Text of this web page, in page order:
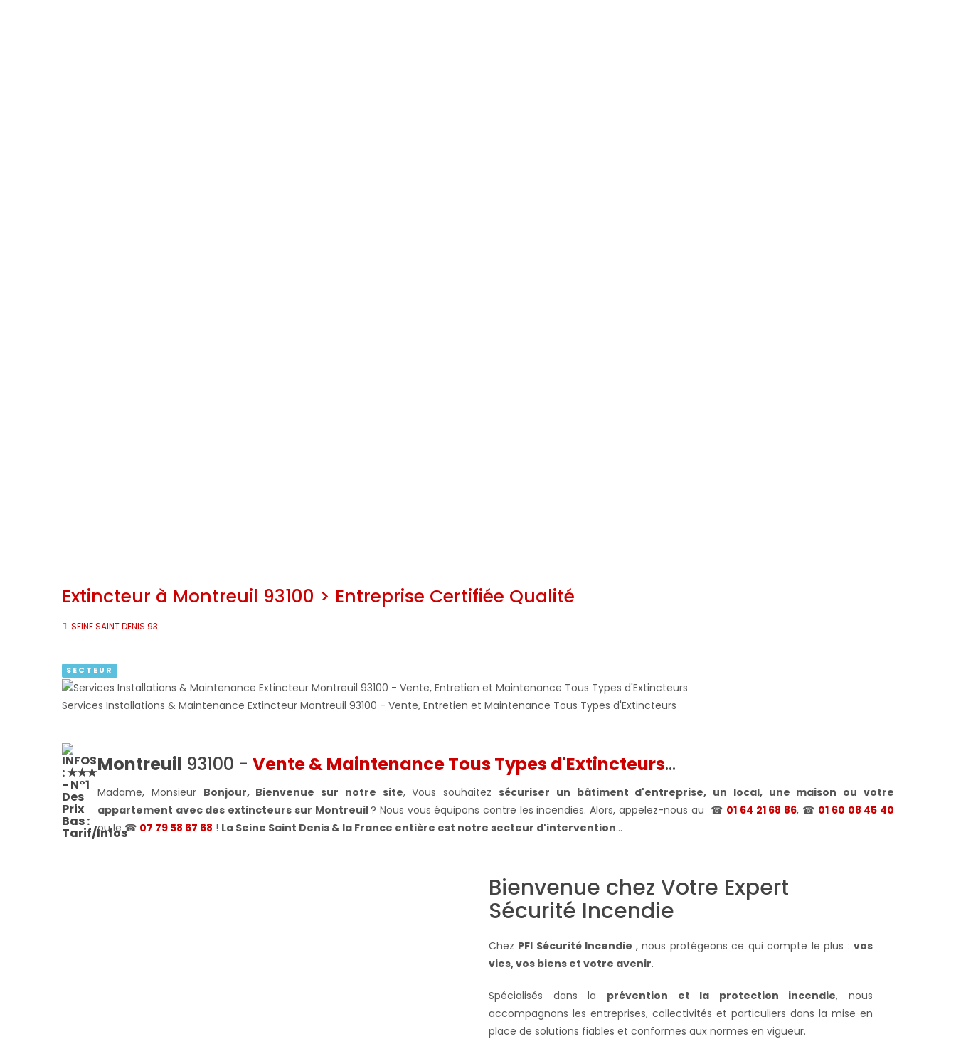
Extincteur à Montreuil 93100 > Entreprise Certifiée Qualité
SEINE SAINT DENIS 93
SECTEUR
Services Installations & Maintenance Extincteur Montreuil 93100 - Vente, Entretien et Maintenance Tous Types d'Extincteurs
Montreuil 93100 - Vente & Maintenance Tous Types d'Extincteurs...
Madame, Monsieur Bonjour, Bienvenue sur notre site, Vous souhaitezsécuriser un bâtiment d'entreprise, un local, une maison ou votre
appartement avec des extincteurs sur Montreuil? Nous vous équipons contre les incendies.Alors, appelez-nous au ☎ 01 64 21 68 86, ☎ 01 60 08 45 40
ou le ☎ 07 79 58 67 68 ! La Seine Saint Denis & la France entière est notre secteur d'intervention...
Bienvenue chez Votre Expert
Sécurité Incendie
Chez PFI Sécurité Incendie , nous protégeons ce qui compte le plus :vos
vies, vos biens et votre avenir.
Spécialisés dans la prévention et la protection incendie, nous
accompagnons les entreprises, collectivités et particuliers dans la mise en
place de solutions fiables et conformes aux normes en vigueur.